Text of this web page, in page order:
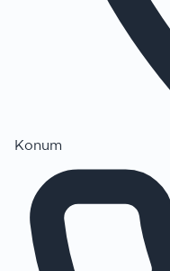
Konum